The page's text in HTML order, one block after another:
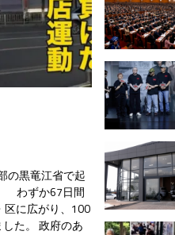
の黒竜江省で起
わずか67日間
区に広がり、100
た。 政府のあ